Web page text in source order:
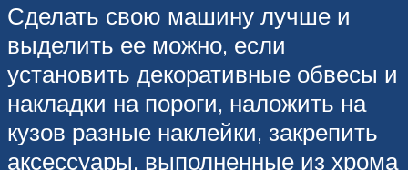
Сделать свою машину лучше и
выделить ее можно, если
установить декоративные обвесы и
накладки на пороги, наложить на
кузов разные наклейки, закрепить
аксессуары, выполненные из хрома